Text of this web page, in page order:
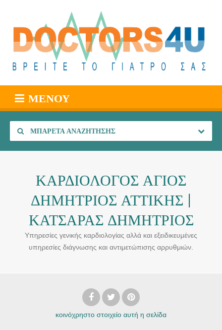
ΜΕΝΟΎ
ΜΠΑΡΈΤΑ ΑΝΑΖΉΤΗΣΗΣ
ΚΑΡΔΙΟΛΟΓΟΣ ΑΓΙΟΣ
ΔΗΜΗΤΡΙΟΣ ΑΤΤΙΚΗΣ |
ΚΑΤΣΑΡΑΣ ΔΗΜΗΤΡΙΟΣ
Υπηρεσίες γενικής καρδιολογίας αλλά και εξειδικευμένες
υπηρεσίες διάγνωσης και αντιμετώπισης αρρυθμιών.
κοινόχρηστο στοιχείο αυτή η σελίδα